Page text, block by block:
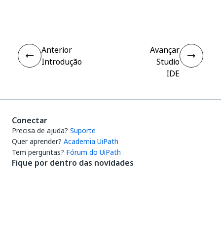
Anterior
Introdução
Avançar
Studio
IDE
Conectar
Precisa de ajuda? Suporte
Quer aprender? Academia UiPath
Tem perguntas? Fórum do UiPath
Fique por dentro das novidades